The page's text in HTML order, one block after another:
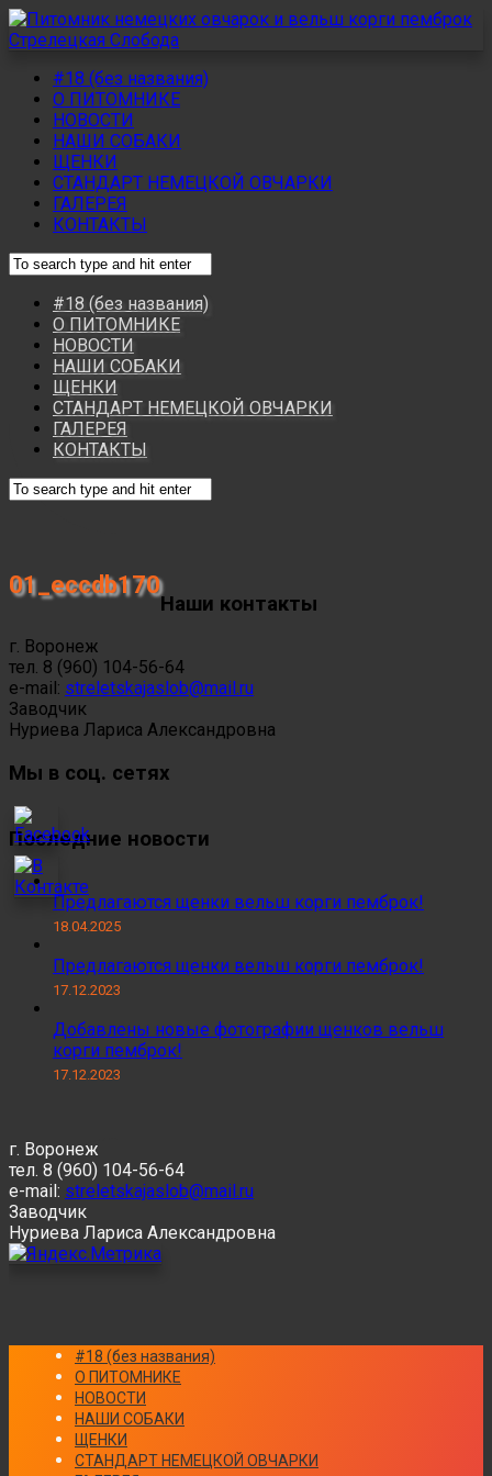
#18 (без названия)
О ПИТОМНИКЕ
НОВОСТИ
НАШИ СОБАКИ
ЩЕНКИ
СТАНДАРТ НЕМЕЦКОЙ ОВЧАРКИ
ГАЛЕРЕЯ
КОНТАКТЫ
#18 (без названия)
О ПИТОМНИКЕ
НОВОСТИ
НАШИ СОБАКИ
ЩЕНКИ
СТАНДАРТ НЕМЕЦКОЙ ОВЧАРКИ
ГАЛЕРЕЯ
КОНТАКТЫ
01_eccdb170
Наши контакты
г. Воронеж
тел. 8 (960) 104-56-64
e-mail: streletskajaslob@mail.ru
Заводчик
Нуриева Лариса Александровна
Мы в соц. сетях
Последние новости
Предлагаются щенки вельш корги пемброк!
18.04.2025
Предлагаются щенки вельш корги пемброк!
17.12.2023
Добавлены новые фотографии щенков вельш
корги пемброк!
17.12.2023
г. Воронеж
тел. 8 (960) 104-56-64
e-mail: streletskajaslob@mail.ru
Заводчик
Нуриева Лариса Александровна
#18 (без названия)
О ПИТОМНИКЕ
НОВОСТИ
НАШИ СОБАКИ
ЩЕНКИ
СТАНДАРТ НЕМЕЦКОЙ ОВЧАРКИ